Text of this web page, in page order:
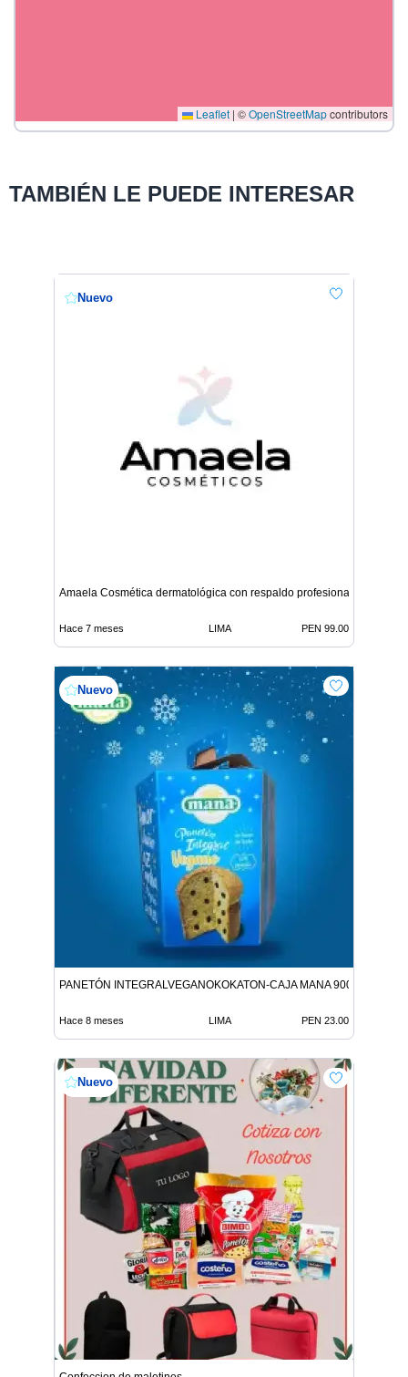
Leaflet | ©OpenStreetMapcontributors
TAMBIÉN LE PUEDE INTERESAR
Nuevo
Amaela Cosmética dermatológica con respaldo profesional
Hace 7 meses LIMA PEN 99.00
Nuevo
PANETÓN INTEGRALVEGANOKOKATON-CAJA MANA 900G
Hace 8 meses LIMA PEN 23.00
Nuevo